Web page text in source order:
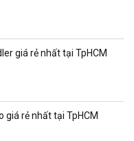
giá rẻ nhất tại TpHCM
giá rẻ nhất tại TpHCM